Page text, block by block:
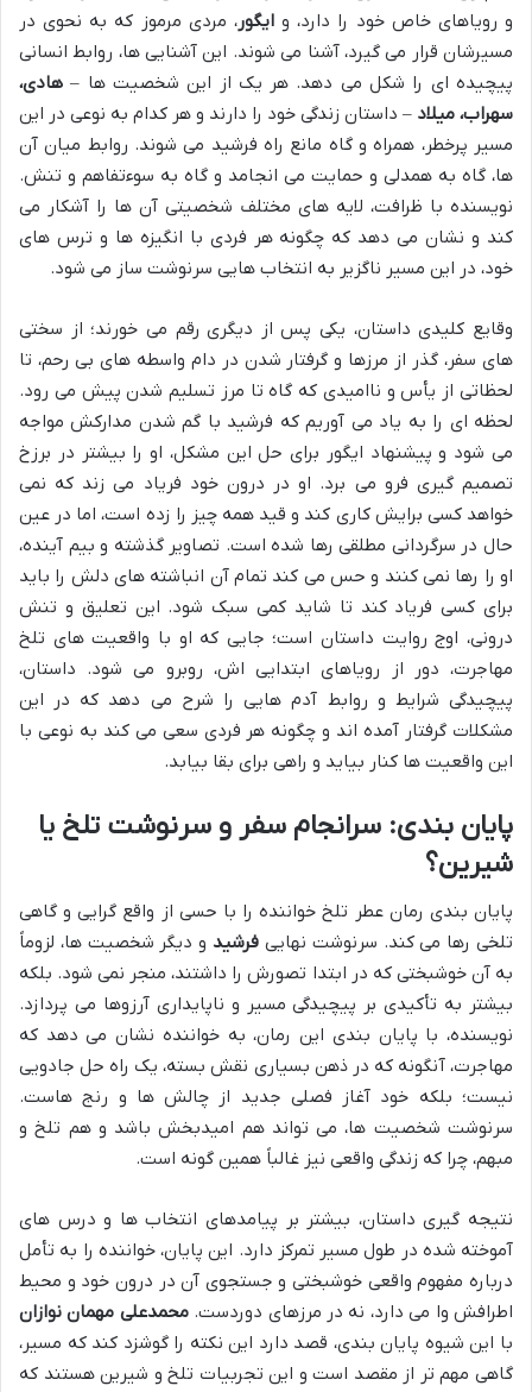
و رویاهای خاص خود را دارد، وایگور، مردی مرموز که به نحوی در
مسیرشان قرار می گیرد، آشنا می شوند. این آشنایی ها، روابط انسانی
پیچیده ای را شکل می دهد. هر یک از این شخصیت ها – هادی،
سهراب، میلاد – داستان زندگی خود را دارند و هر کدام به نوعی در این
مسیر پرخطر، همراه و گاه مانع راه فرشید می شوند. روابط میان آن
ها، گاه به همدلی و حمایت می انجامد و گاه به سوءتفاهم و تنش.
نویسنده با ظرافت، لایه های مختلف شخصیتی آن ها را آشکار می
کند و نشان می دهد که چگونه هر فردی با انگیزه ها و ترس های
خود، در این مسیر ناگزیر به انتخاب هایی سرنوشت ساز می شود.
وقایع کلیدی داستان، یکی پس از دیگری رقم می خورند؛ از سختی
های سفر، گذر از مرزها و گرفتار شدن در دام واسطه های بی رحم، تا
لحظاتی از یأس و ناامیدی که گاه تا مرز تسلیم شدن پیش می رود.
لحظه ای را به یاد می آوریم که فرشید با گم شدن مدارکش مواجه
می شود و پیشنهاد ایگور برای حل این مشکل، او را بیشتر در برزخ
تصمیم گیری فرو می برد. او در درون خود فریاد می زند که نمی
خواهد کسی برایش کاری کند و قید همه چیز را زده است، اما در عین
حال در سرگردانی مطلقی رها شده است. تصاویر گذشته و بیم آینده،
او را رها نمی کنند و حس می کند تمام آن انباشته های دلش را باید
برای کسی فریاد کند تا شاید کمی سبک شود. این تعلیق و تنش
درونی، اوج روایت داستان است؛ جایی که او با واقعیت های تلخ
مهاجرت، دور از رویاهای ابتدایی اش، روبرو می شود. داستان،
پیچیدگی شرایط و روابط آدم هایی را شرح می دهد که در این
مشکلات گرفتار آمده اند و چگونه هر فردی سعی می کند به نوعی با
این واقعیت ها کنار بیاید و راهی برای بقا بیابد.
پایان بندی: سرانجام سفر و سرنوشت تلخ یا
شیرین؟
پایان بندی رمان عطر تلخ خواننده را با حسی از واقع گرایی و گاهی
تلخی رها می کند. سرنوشت نهایی فرشیدو دیگر شخصیت ها، لزوماً
به آن خوشبختی که در ابتدا تصورش را داشتند، منجر نمی شود. بلکه
بیشتر به تأکیدی بر پیچیدگی مسیر و ناپایداری آرزوها می پردازد.
نویسنده، با پایان بندی این رمان، به خواننده نشان می دهد که
مهاجرت، آنگونه که در ذهن بسیاری نقش بسته، یک راه حل جادویی
نیست؛ بلکه خود آغاز فصلی جدید از چالش ها و رنج هاست.
سرنوشت شخصیت ها، می تواند هم امیدبخش باشد و هم تلخ و
مبهم، چرا که زندگی واقعی نیز غالباً همین گونه است.
نتیجه گیری داستان، بیشتر بر پیامدهای انتخاب ها و درس های
آموخته شده در طول مسیر تمرکز دارد. این پایان، خواننده را به تأمل
درباره مفهوم واقعی خوشبختی و جستجوی آن در درون خود و محیط
اطرافش وا می دارد، نه در مرزهای دوردست.محمدعلی مهمان نوازان
با این شیوه پایان بندی، قصد دارد این نکته را گوشزد کند که مسیر،
گاهی مهم تر از مقصد است و این تجربیات تلخ و شیرین هستند که